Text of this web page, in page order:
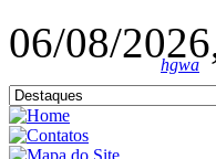
06/08/ hgwa